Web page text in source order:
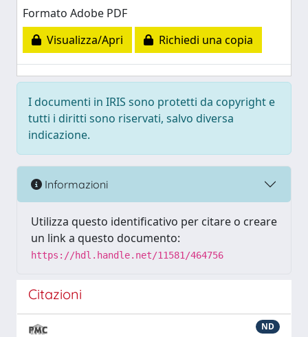
Formato Adobe PDF
Visualizza/Apri
Richiedi una copia
I documenti in IRIS sono protetti da copyright e
tutti i diritti sono riservati, salvo diversa
indicazione.
Informazioni
Utilizza questo identificativo per citare o creare
un link a questo documento:
https://hdl.handle.net/11581/464756
Citazioni
ND